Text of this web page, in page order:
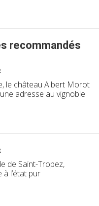
recommandés
le château Albert Morot
adresse au vignoble
de Saint-Tropez,
à l’état pur